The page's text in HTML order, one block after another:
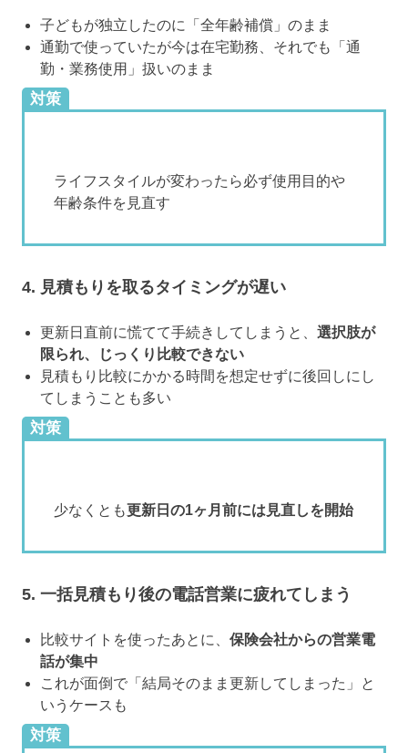
子どもが独立したのに「全年齢補償」のまま
通勤で使っていたが今は在宅勤務、それでも「通
勤・業務使用」扱いのまま
対策
ライフスタイルが変わったら必ず使用目的や
年齢条件を見直す
4. 見積もりを取るタイミングが遅い
更新日直前に慌てて手続きしてしまうと、 選択肢が
限られ、じっくり比較できない
見積もり比較にかかる時間を想定せずに後回しにし
てしまうことも多い
対策
少なくとも 更新日の1ヶ月前には見直しを開始
5. 一括見積もり後の電話営業に疲れてしまう
比較サイトを使ったあとに、 保険会社からの営業電
話が集中
これが面倒で「結局そのまま更新してしまった」と
いうケースも
対策